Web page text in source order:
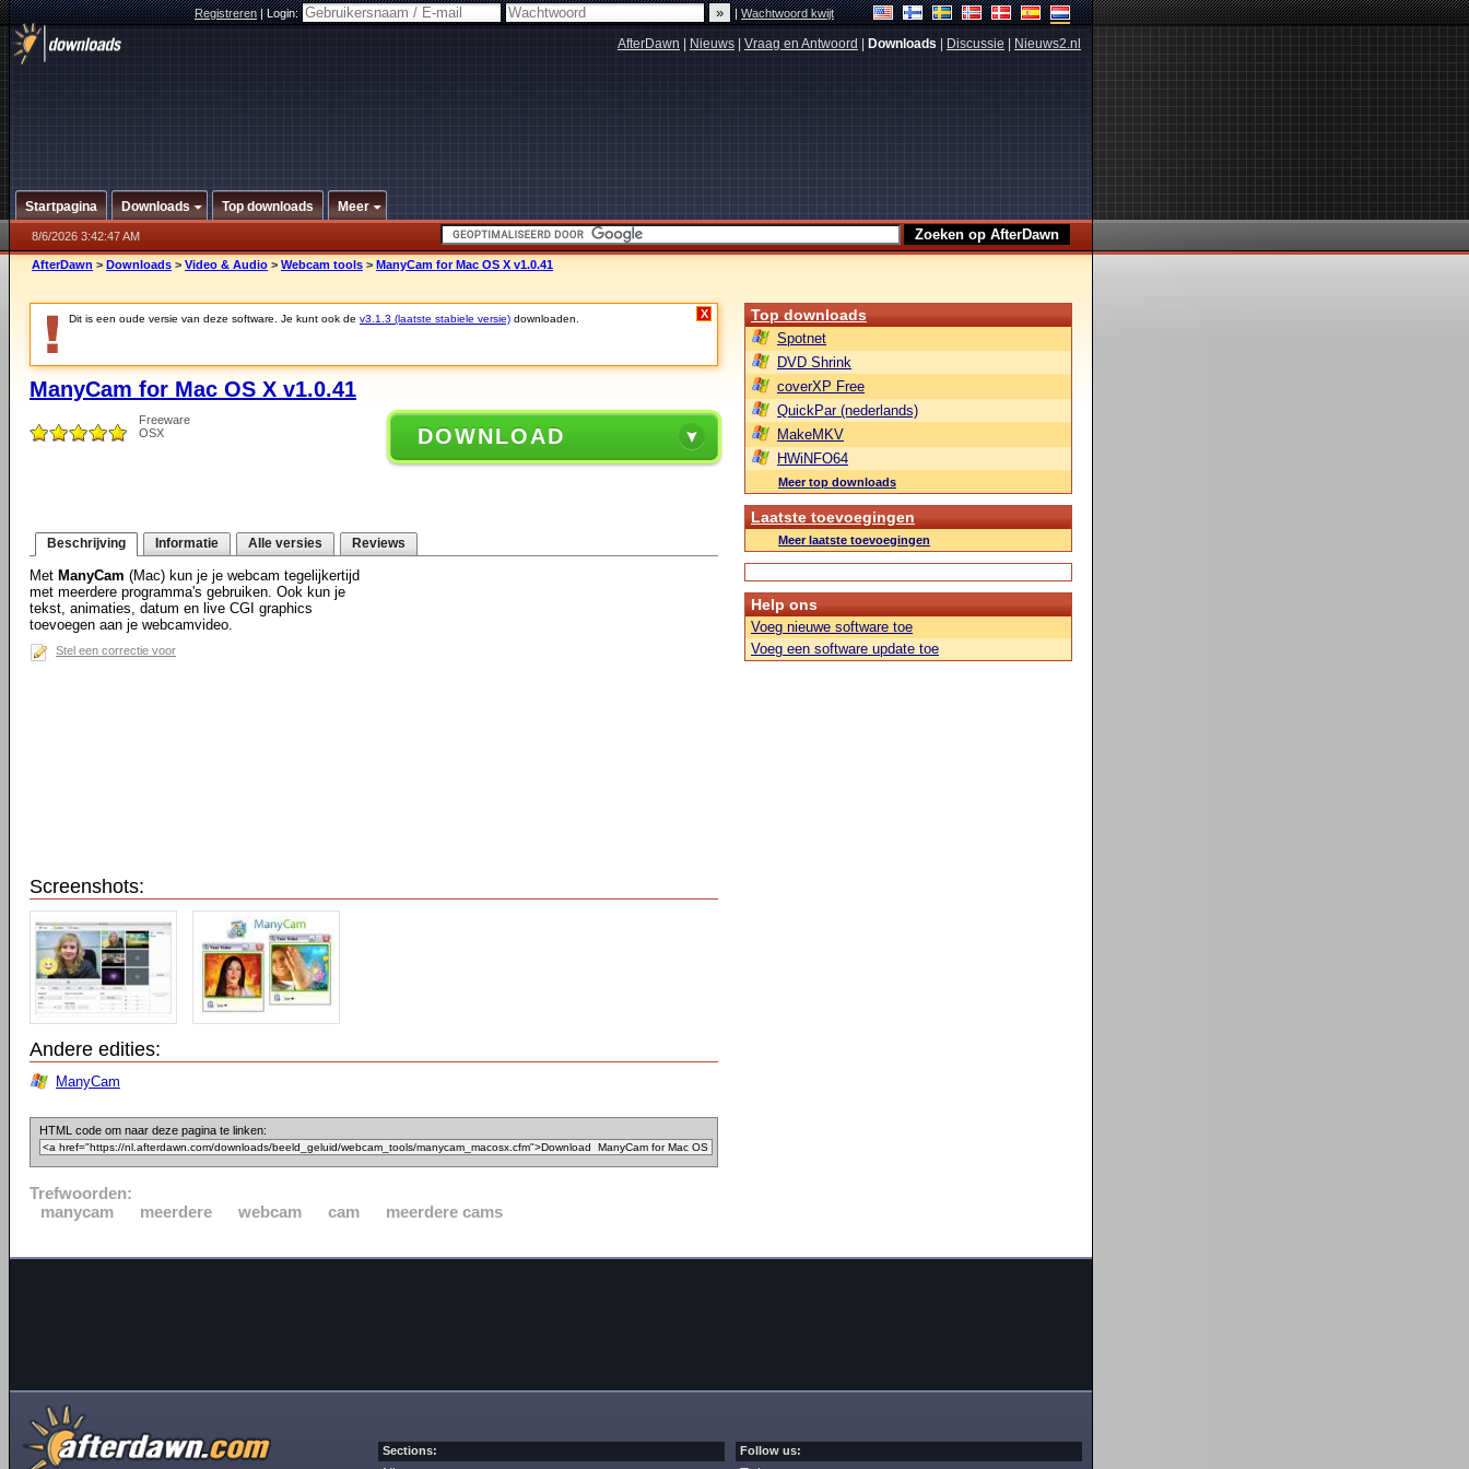
Registreren|Login: |Wachtwoord kwijt
AfterDawn Nieuws Vraag en Antwoord Downloads Discussie Nieuws2.nl
Startpagina Downloads Top downloads Meer
8/6/2026 3:42:47 AM
AfterDawn > Downloads > Video & Audio > Webcam tools > ManyCam for Mac OS X v1.0.41
Dit is een oude versie van deze software. Je kunt ook de v3.1.3 (laatste stabiele versie) downloaden. X
ManyCam for Mac OS X v1.0.41
Freeware
OSX
DOWNLOAD
Beschrijving Informatie Alle versies Reviews
Met ManyCam (Mac) kun je je webcam tegelijkertijd
met meerdere programma's gebruiken. Ook kun je
tekst, animaties, datum en live CGI graphics
toevoegen aan je webcamvideo.
Stel een correctie voor
Screenshots:
Andere edities:
ManyCam
HTML code om naar deze pagina te linken:
Trefwoorden:
manycam
meerdere webcam cam meerdere cams
Top downloads
Spotnet
DVD Shrink
coverXP Free
QuickPar (nederlands)
MakeMKV
HWiNFO64
Meer top downloads
Laatste toevoegingen
Meer laatste toevoegingen
Help ons
Voeg nieuwe software toe
Voeg een software update toe
Sections: Follow us: